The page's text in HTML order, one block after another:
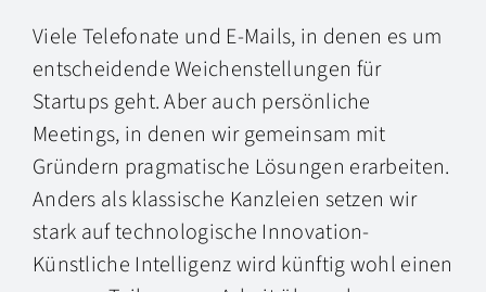
Viele Telefonate und E-Mails, in denen es um
entscheidende Weichenstellungen für
Startups geht. Aber auch persönliche
Meetings, in denen wir gemeinsam mit
Gründern pragmatische Lösungen erarbeiten.
Anders als klassische Kanzleien setzen wir
stark auf technologische Innovation-
Künstliche Intelligenz wird künftig wohl einen